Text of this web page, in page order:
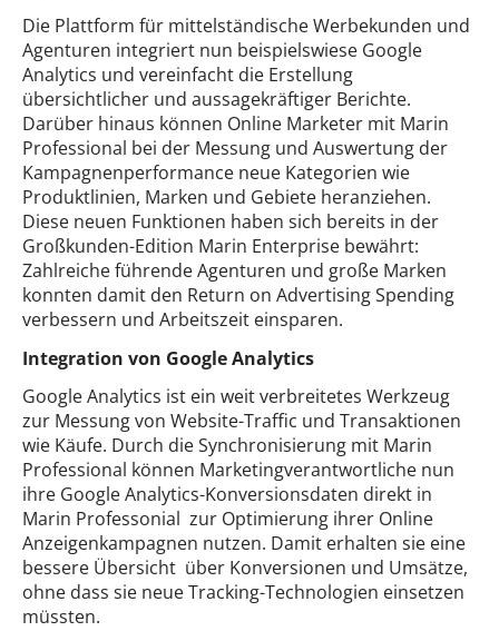
Die Plattform für mittelständische Werbekunden und
Agenturen integriert nun beispielswiese Google
Analytics und vereinfacht die Erstellung
übersichtlicher und aussagekräftiger Berichte.
Darüber hinaus können Online Marketer mit Marin
Professional bei der Messung und Auswertung der
Kampagnenperformance neue Kategorien wie
Produktlinien, Marken und Gebiete heranziehen.
Diese neuen Funktionen haben sich bereits in der
Großkunden-Edition Marin Enterprise bewährt:
Zahlreiche führende Agenturen und große Marken
konnten damit den Return on Advertising Spending
verbessern und Arbeitszeit einsparen.
Integration von Google Analytics
Google Analytics ist ein weit verbreitetes Werkzeug
zur Messung von Website-Traffic und Transaktionen
wie Käufe. Durch die Synchronisierung mit Marin
Professional können Marketingverantwortliche nun
ihre Google Analytics-Konversionsdaten direkt in
Marin Professonial zur Optimierung ihrer Online
Anzeigenkampagnen nutzen. Damit erhalten sie eine
bessere Übersicht über Konversionen und Umsätze,
ohne dass sie neue Tracking-Technologien einsetzen
müssten.